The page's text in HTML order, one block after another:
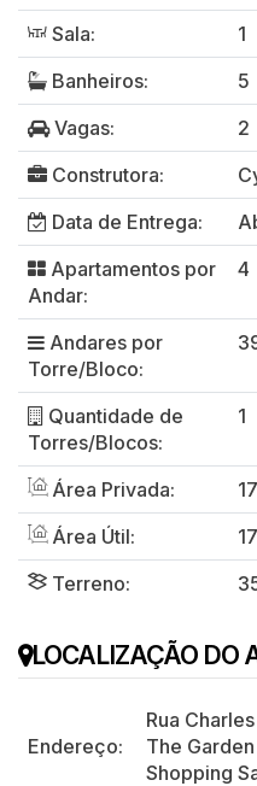
Sala:
1
Banheiros:
5
Vagas:
2
Construtora:
Data de Entrega:
Apartamentos por
Andar:
4
Andares por
Torre/Bloco:
Quantidade de
Torres/Blocos:
1
Área Privada:
Área Útil:
Terreno:
LOCALIZAÇÃO DO
Endereço:
Rua
The
Shopping